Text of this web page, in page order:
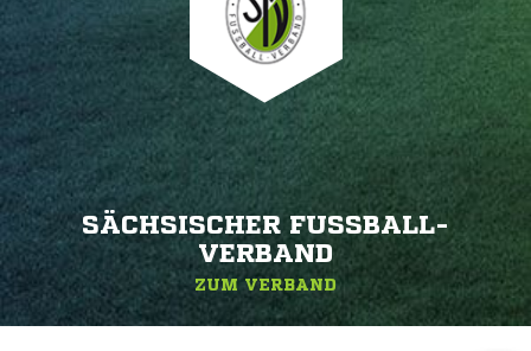
SÄCHSISCHER FUSSBALL-V
ERBAND
ZUM VERBAND